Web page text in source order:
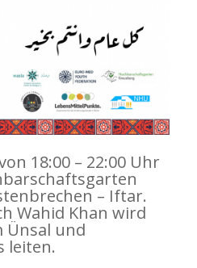
18:00 – 22:00 Uhr
– Iftar.
Wahid Khan wird
Ünsal und
leiten.